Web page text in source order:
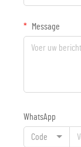
Message
WhatsApp
Code